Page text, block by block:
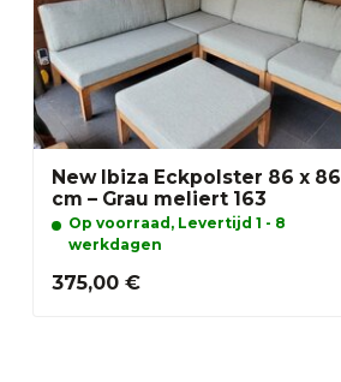
New Ibiza Eckpolster 86 x 86
cm – Grau meliert 163
Op voorraad, Levertijd 1 - 8
werkdagen
375,00 €